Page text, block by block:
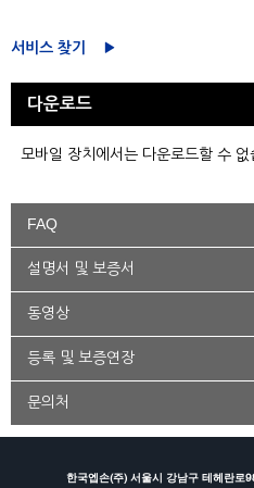
서비스 찾기
다운로드
모바일 장치에서는 다운로드할 수 없
FAQ
설명서 및 보증서
동영상
등록 및 보증연장
문의처
한국엡손(주) 서울시 강남구 테헤란로